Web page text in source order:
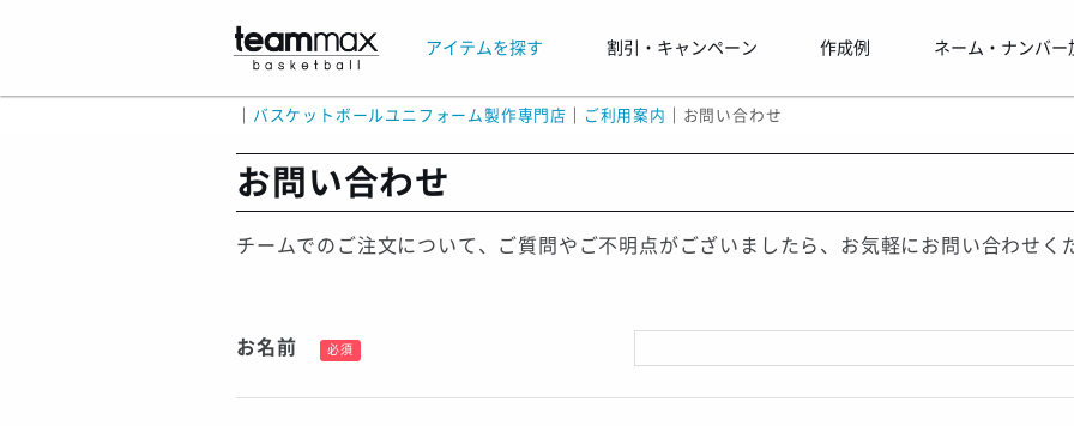
アイテムを探す 割引・キャンペーン 作成例 ネーム・ナンバー
バスケットボールユニフォーム製作専門店 ご利用案内 お問い合わせ
お問い合わせ
チームでのご注文について、ご質問やご不明点がございましたら、お気軽にお問い合わせく
お名前 必須